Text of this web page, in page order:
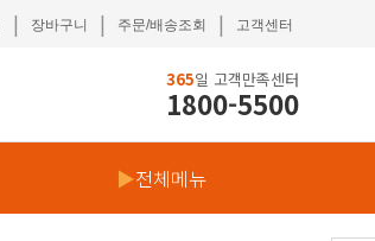
| 장바구니 | 주문/배송조회 | 고객센터
365일 고객만족센터
1800-5500
▶전체메뉴